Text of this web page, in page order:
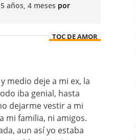
años, 4 meses por
TOC DE AMOR
medio deje a mi ex, la
iba genial, hasta
dejarme vestir a mi
mi familia, ni amigos.
aun así yo estaba